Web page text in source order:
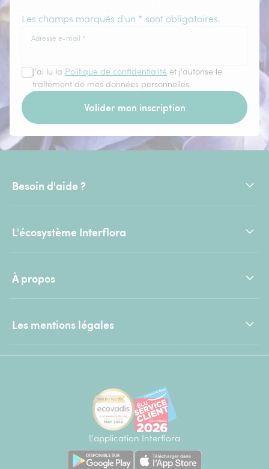
Les champs marqués d'un * sont obligatoires.
Adresse e-mail *
J'ai lu la Politique de confidentialité et j'autorise le
traitement de mes données personnelles.
Valider mon inscription
Besoin d'aide ?
L'écosystème Interflora
À propos
Les mentions légales
L'application Interflora